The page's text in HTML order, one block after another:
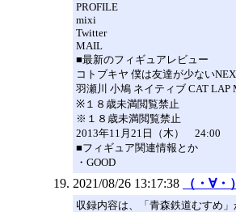
PROFILE
mixi
Twitter
MAIL
■最新のフィギュアレビュー
コトブキヤ 僕は友達が少ない
羽瀬川 小鳩 ネイティブ CAT LAP
※１８歳未満閲覧禁止
※１８歳未満閲覧禁止
2013年11月21日（木） 24:00
■フィギュア関連情報とか
・GOOD
2021/08/26 13:17:38 （・∀
収録内容は、「青森鉄道むすめ